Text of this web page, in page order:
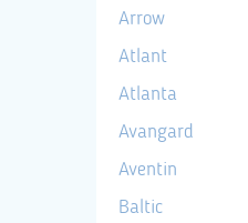
Arrow
Atlant
Atlanta
Avangard
Aventin
Baltic